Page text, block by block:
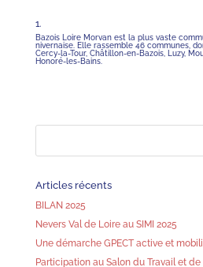
Bazois Loire Morvan est la plus vaste
nivernaise. Elle rassemble 46 communes,
Cercy-la-Tour, Châtillon-en-Bazois, Luzy,
Honoré-les-Bains.
Articles récents
BILAN 2025
Nevers Val de Loire au SIMI 2025
Une démarche GPECT active et
Participation au Salon du Travail et